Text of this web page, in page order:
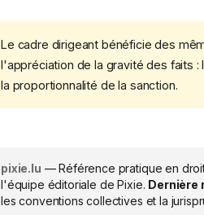
Le cadre dirigeant bénéficie des
l'appréciation de la gravité des faits
la proportionnalité de la sanction.
pixie.lu — Référence pratique en
l'équipe éditoriale de Pixie. Dernière
les conventions collectives et la